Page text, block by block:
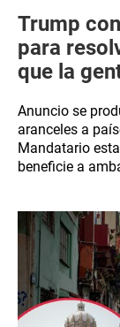
Trump
para
que la
Anuncio se
aranceles a
Mandatario
beneficie a